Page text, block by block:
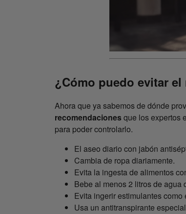
¿Cómo puedo evitar
Ahora que ya sabemos de dónde
recomendacionesque los expertos
para poder controlarlo.
El aseo diario con jabón
Cambia de ropa diariamente.
Evita la ingesta de alimentos
Bebe al menos 2 litros de agua
Evita ingerir estimulantes
Usa un antitranspirante